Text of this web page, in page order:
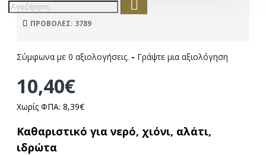
ΠΡΟΒΟΛΈΣ: 3789
Σύμφωνα με 0 αξιολογήσεις. - Γράψτε μια αξιολόγηση
10,40€
Χωρίς ΦΠΑ: 8,39€
Καθαριστικό για νερό, χιόνι, αλάτι,
ιδρώτα